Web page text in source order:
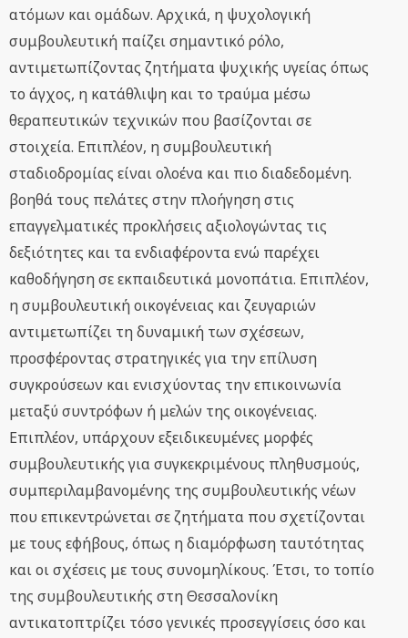
ατόμων και ομάδων. Αρχικά, η ψυχολογική
συμβουλευτική παίζει σημαντικό ρόλο,
αντιμετωπίζοντας ζητήματα ψυχικής υγείας όπως
το άγχος, η κατάθλιψη και το τραύμα μέσω
θεραπευτικών τεχνικών που βασίζονται σε
στοιχεία. Επιπλέον, η συμβουλευτική
σταδιοδρομίας είναι ολοένα και πιο διαδεδομένη.
βοηθά τους πελάτες στην πλοήγηση στις
επαγγελματικές προκλήσεις αξιολογώντας τις
δεξιότητες και τα ενδιαφέροντα ενώ παρέχει
καθοδήγηση σε εκπαιδευτικά μονοπάτια. Επιπλέον,
η συμβουλευτική οικογένειας και ζευγαριών
αντιμετωπίζει τη δυναμική των σχέσεων,
προσφέροντας στρατηγικές για την επίλυση
συγκρούσεων και ενισχύοντας την επικοινωνία
μεταξύ συντρόφων ή μελών της οικογένειας.
Επιπλέον, υπάρχουν εξειδικευμένες μορφές
συμβουλευτικής για συγκεκριμένους πληθυσμούς,
συμπεριλαμβανομένης της συμβουλευτικής νέων
που επικεντρώνεται σε ζητήματα που σχετίζονται
με τους εφήβους, όπως η διαμόρφωση ταυτότητας
και οι σχέσεις με τους συνομηλίκους. Έτσι, το τοπίο
της συμβουλευτικής στη Θεσσαλονίκη
αντικατοπτρίζει τόσο γενικές προσεγγίσεις όσο και